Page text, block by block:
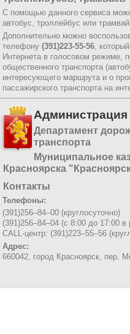
С помощью данного сервиса
автобус, троллейбус или
Дополнительно можно
телефону (391)223-55-56,
Интернета в голосовом режиме,
общественного транспорта
интересующего маршрута и о
пассажирского транспорта на
Администрация
Департамент
транспорта
Муниципальное
Красноярска
Контакты
Телефоны:
(391)256–84–00 (круглосуточно)
(391)256–84–04 (с 8:00 до 17:00 в
CALL-центр: (391)223–55–56
Адрес:
660042, город Красноярск, пер.